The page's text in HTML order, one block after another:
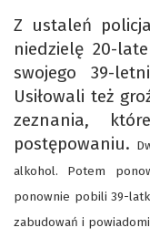
Z ustaleń
niedzielę 20-
swojego 39-
Usiłowali też
zeznania,
postępowaniu.
alkohol. Potem
ponownie pobili 39-
zabudowań i